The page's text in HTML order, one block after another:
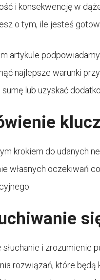
i konsekwencję w
o tym, ile jesteś
artykule
najlepsze warunki
sumę lub uzyskać
krokiem do udanych
własnych oczekiwań
słuchanie i zrozumienie
rozwiązań, które